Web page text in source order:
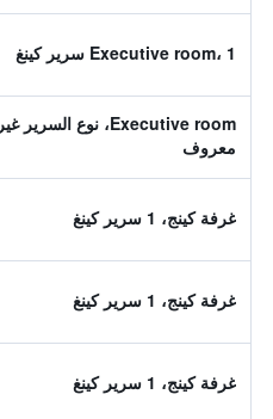
Executive room، 1 سرير كينغ
Executive room، نوع السرير غير
معروف
غرفة كينج، 1 سرير كينغ
غرفة كينج، 1 سرير كينغ
غرفة كينج، 1 سرير كينغ